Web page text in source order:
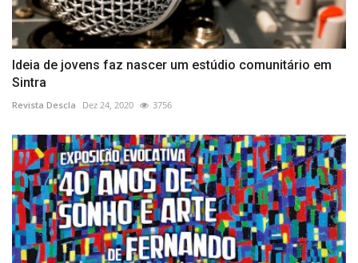
Ideia de jovens faz nascer um estúdio comunitário em
Sintra
Revista Descla Dez 24, 2020 3756